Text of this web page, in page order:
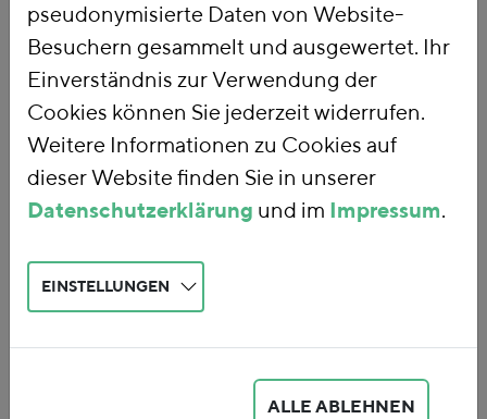
Titel
Auswirkungen des
Emissionshandels
nach 2020 auf die
deutsche
In ihren Gutachten zu den
Auswirkungen des novellierten
pseudonymisierte Daten von Website-
Besuchern gesammelt und ausgewertet. Ihr
Einverständnis zur Verwendung der
Cookies können Sie jederzeit widerrufen.
Weitere Informationen zu Cookies auf
dieser Website finden Sie in unserer
Datenschutzerklärung und im Impressum.
EINSTELLUNGEN
ALLE ABLEHNEN